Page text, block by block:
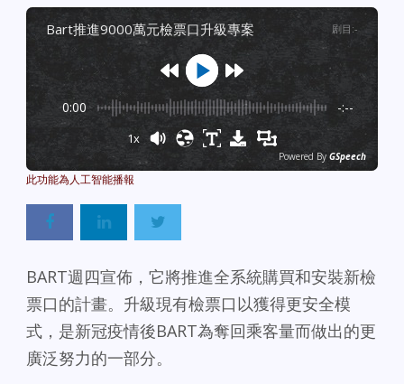
bart推進9000萬元檢票口升級專案 剧目 :-
0:00 -:--
1x
Powered By GSpeech
BART週四宣佈，它將推進全系統購買和安裝新檢
票口的計畫。升級現有檢票口以獲得更安全模
式，是新冠疫情後BART為奪回乘客量而做出的更
廣泛努力的一部分。